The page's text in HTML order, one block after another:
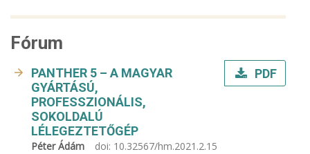
Fórum
PANTHER 5 – A MAGYAR
GYÁRTÁSÚ,
PROFESSZIONÁLIS,
SOKOLDALÚ
LÉLEGEZTETŐGÉP
Péter Ádám doi: 10.32567/hm.2021.2.15
PDF